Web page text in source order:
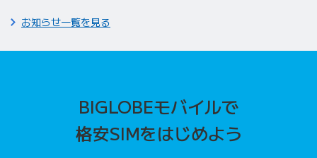
お知らせ一覧を見る
BIGLOBEモバイルで
格安SIMをはじめよう